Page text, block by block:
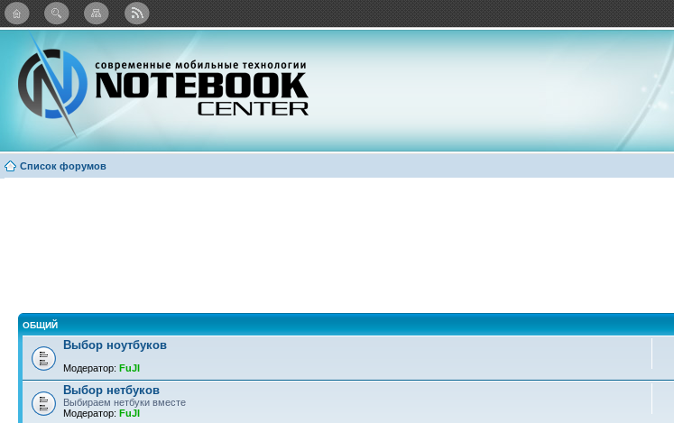
Список форумов
ОБЩИЙ
Выбор ноутбуков
Модератор: FuJI
Выбор нетбуков
Выбираем нетбуки вместе
Модератор: FuJI